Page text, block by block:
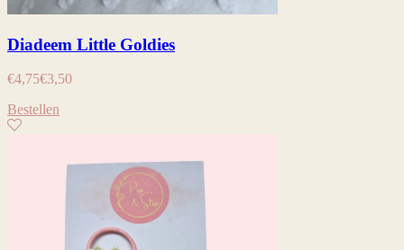
Diadeem Little Goldies
€4,75€3,50
Bestellen